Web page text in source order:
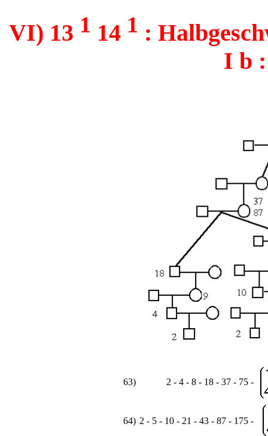
VI) 13 1 14 1 :
I b :
63) 2 - 4 - 8 - 18 - 37 - 75 -
64) 2 - 5 - 10 - 21 - 43 - 87 - 175 -